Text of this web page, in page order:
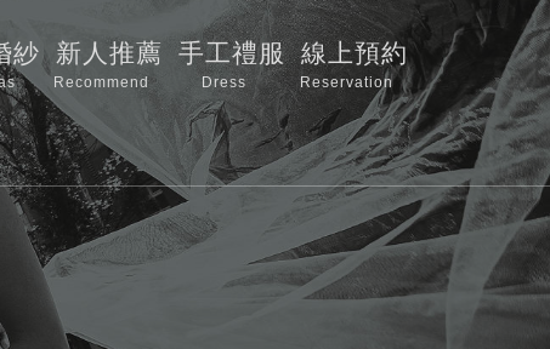
紗 新人推薦
Recommend
手工禮服
Dress
線上預約
Reservation